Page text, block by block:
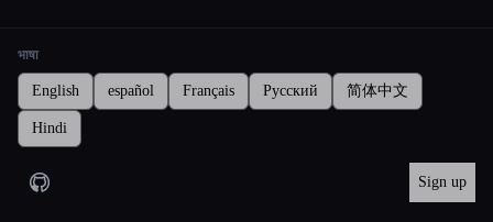
भाषा
English español Français Русский 简体中文
Hindi
Sign up